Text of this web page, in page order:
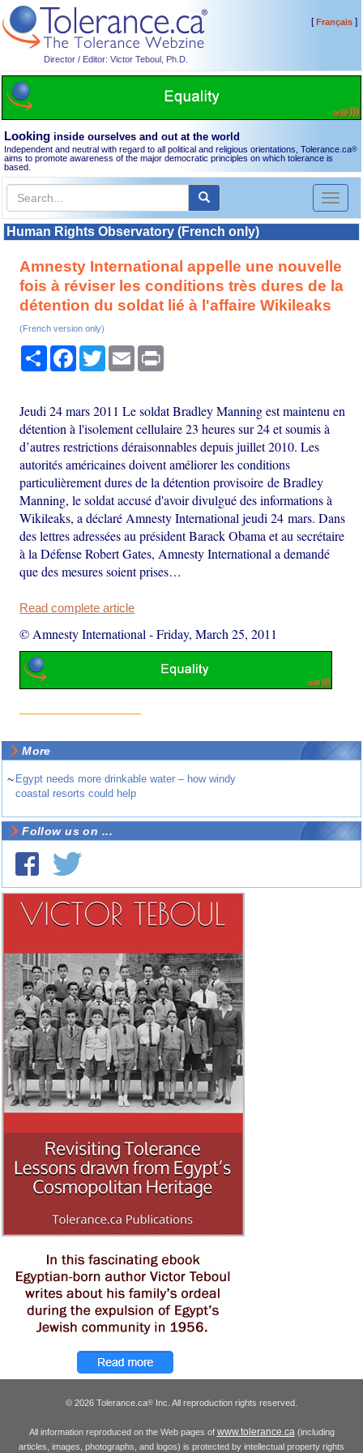
Director / Editor: Victor Teboul, Ph.D.
[Français]
Looking inside ourselves and out at the world
Independent and neutral with regard to all political and religious orientations, Tolerance.ca®
aims to promote awareness of the major democratic principles on which tolerance is
based.
Toggle
Human Rights Observatory (French only)
Amnesty International appelle une nouvelle
fois à réviser les conditions très dures de la
détention du soldat lié à l'affaire Wikileaks
(French version only)
Share Facebook
TwitterEmail
Jeudi 24 mars 2011 Le soldat Bradley Manning est maintenu en
détention à l'isolement cellulaire 23 heures sur 24 et soumis à
d’autres restrictions déraisonnables depuis juillet 2010. Les
autorités américaines doivent améliorer les conditions
particulièrement dures de la détention provisoire de Bradley
Manning, le soldat accusé d'avoir divulgué des informations à
Wikileaks, a déclaré Amnesty International jeudi 24 mars. Dans
des lettres adressées au président Barack Obama et au secrétaire
à la Défense Robert Gates, Amnesty International a demandé
que des mesures soient prises…
Read complete article
© Amnesty International -Friday, March 25, 2011
More
~ Egypt needs more drinkable water – how windy
coastal resorts could help
Follow us on ...
© 2026 Tolerance.ca® Inc. All reproduction rights reserved.
All information reproduced on the Web pages of www.tolerance.ca(including
articles, images, photographs, and logos) is protected by intellectual property rights